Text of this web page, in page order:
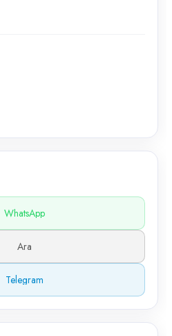
WhatsApp
Ara
Telegram